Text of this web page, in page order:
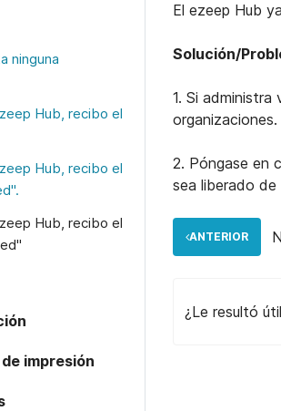
ninguna
Hub, recibo el
Hub, recibo el
Hub, recibo el
impresión
El ezeep Hub
Solución/
1. Si administra
2. Póngase en
sea liberado
ANTERIOR
¿Le resultó